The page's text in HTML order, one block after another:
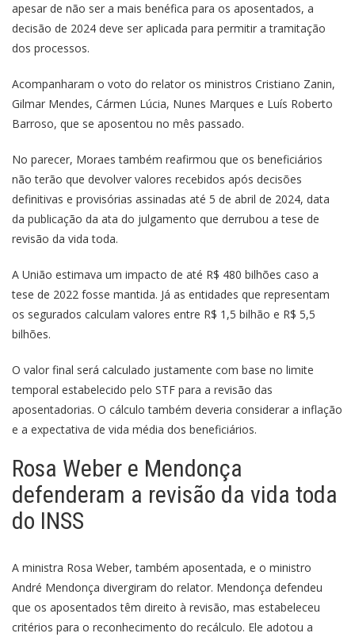
apesar de não ser a mais benéfica para os aposentados, a
decisão de 2024 deve ser aplicada para permitir a tramitação
dos processos.
Acompanharam o voto do relator os ministros Cristiano Zanin,
Gilmar Mendes, Cármen Lúcia, Nunes Marques e Luís Roberto
Barroso, que se aposentou no mês passado.
No parecer, Moraes também reafirmou que os beneficiários
não terão que devolver valores recebidos após decisões
definitivas e provisórias assinadas até 5 de abril de 2024, data
da publicação da ata do julgamento que derrubou a tese de
revisão da vida toda.
A União estimava um impacto de até R$ 480 bilhões caso a
tese de 2022 fosse mantida. Já as entidades que representam
os segurados calculam valores entre R$ 1,5 bilhão e R$ 5,5
bilhões.
O valor final será calculado justamente com base no limite
temporal estabelecido pelo STF para a revisão das
aposentadorias. O cálculo também deveria considerar a inflação
e a expectativa de vida média dos beneficiários.
Rosa Weber e Mendonça
defenderam a revisão da vida toda
do INSS
A ministra Rosa Weber, também aposentada, e o ministro
André Mendonça divergiram do relator. Mendonça defendeu
que os aposentados têm direito à revisão, mas estabeleceu
critérios para o reconhecimento do recálculo. Ele adotou a